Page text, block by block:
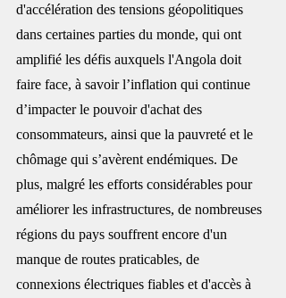
d'accélération des tensions géopolitiques
dans certaines parties du monde, qui ont
amplifié les défis auxquels l'Angola doit
faire face, à savoir l’inflation qui continue
d’impacter le pouvoir d'achat des
consommateurs, ainsi que la pauvreté et le
chômage qui s’avèrent endémiques. De
plus, malgré les efforts considérables pour
améliorer les infrastructures, de nombreuses
régions du pays souffrent encore d'un
manque de routes praticables, de
connexions électriques fiables et d'accès à